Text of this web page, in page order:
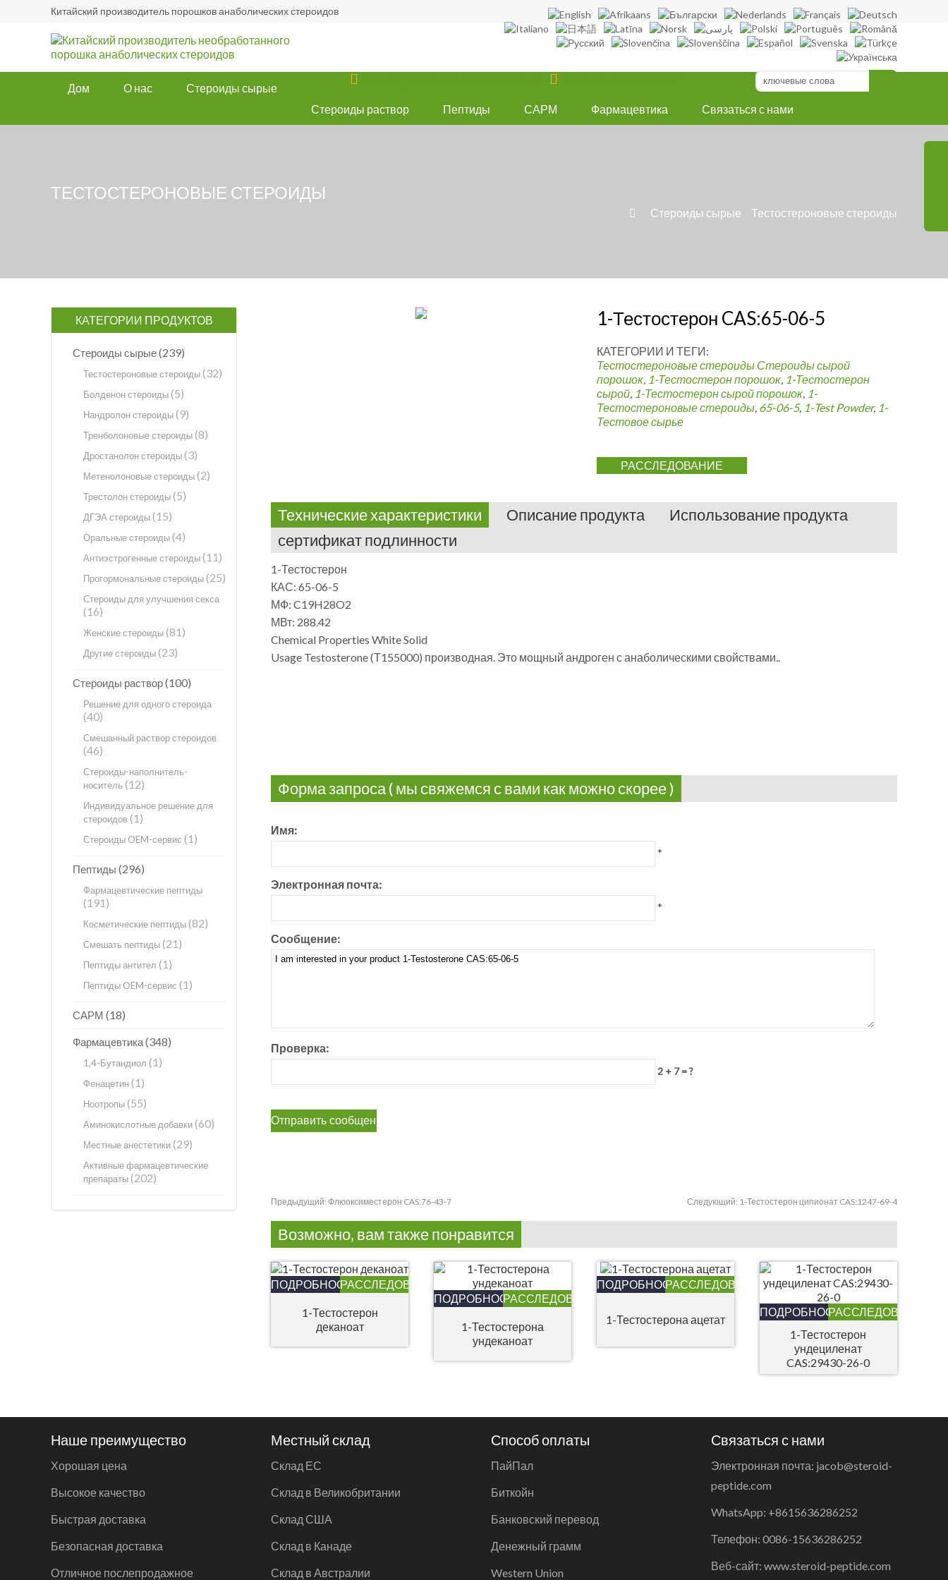
Китайский производитель порошков анаболических стероидов
 
Дом О нас
Стероиды сырые
Стероиды раствор
Пептиды САРМ Фармацевтика Связаться с нами
ТЕСТОСТЕРОНОВЫЕ СТЕРОИДЫ
 Стероиды сырые Тестостероновые стероиды
1-Тестостерон CAS:65-06-5
КАТЕГОРИИ И ТЕГИ:
Тестостероновые стероиды Стероиды сырой
порошок, 1-Тестостерон порошок, 1-Тестостерон
сырой, 1-Тестостерон сырой порошок, 1-
Тестостероновые стероиды, 65-06-5, 1-Test Powder, 1-
Тестовое сырье
РАССЛЕДОВАНИЕ
Технические характеристики Описание продукта
Использование продукта
сертификат подлинности
1-Тестостерон
КАС: 65-06-5
МФ: C19H28O2
МВт: 288.42
Chemical Properties White Solid
Usage Testosterone(Т155000) производная. Это мощный андроген с анаболическими свойствами..
Форма запроса ( мы свяжемся с вами как можно скорее )
Имя:
*
Электронная почта:
*
Сообщение:
Проверка:
2 + 7 = ?
Предыдущий: Флюоксиместерон CAS:76-43-7 Следующий: 1-Тестостерон ципионат CAS:1247-69-4
Возможно, вам также понравится
ПОДРОБНОСТИРАССЛЕДОВАНИЕ
1-Тестостерон
деканоат
ПОДРОБНОСТИРАССЛЕДОВАНИЕ
1-Тестостерона
ундеканоат
ПОДРОБНОСТИРАССЛЕДОВАНИЕ
1-Тестостерона ацетат
ПОДРОБНОСТИРАССЛЕДОВАНИЕ
1-Тестостерон
ундециленат
CAS:29430-26-0
КАТЕГОРИИ ПРОДУКТОВ
Стероиды сырые(239)
Тестостероновые стероиды(32)
Болденон стероиды(5)
Нандролон стероиды(9)
Тренболоновые стероиды(8)
Дростанолон стероиды(3)
Метенолоновые стероиды(2)
Трестолон стероиды(5)
ДГЭА стероиды(15)
Оральные стероиды(4)
Антиэстрогенные стероиды(11)
Прогормональные стероиды(25)
Стероиды для улучшения секса
(16)
Женские стероиды(81)
Другие стероиды(23)
Стероиды раствор(100)
Решение для одного стероида
(40)
Смешанный раствор стероидов
(46)
Стероиды-наполнитель-
носитель (12)
Индивидуальное решение для
стероидов (1)
Стероиды OEM-сервис (1)
Пептиды (296)
Фармацевтические пептиды
(191)
Косметические пептиды(82)
Смешать пептиды(21)
Пептиды антител (1)
Пептиды OEM-сервис (1)
САРМ (18)
Фармацевтика(348)
1,4-Бутандиол (1)
Фенацетин(1)
Ноотропы(55)
Аминокислотные добавки(60)
Местные анестетики(29)
Активные фармацевтические
препараты(202)
Наше преимущество
Хорошая цена
Высокое качество
Быстрая доставка
Безопасная доставка
Отличное послепродажное
Местный склад
Склад ЕС
Склад в Великобритании
Склад США
Склад в Канаде
Склад в Австралии
Способ оплаты
ПайПал
Биткойн
Банковский перевод
Денежный грамм
Western Union
Связаться с нами
Электронная почта: jacob@steroid-
peptide.com
WhatsApp: +8615636286252
Телефон: 0086-15636286252
Веб-сайт: www.steroid-peptide.com